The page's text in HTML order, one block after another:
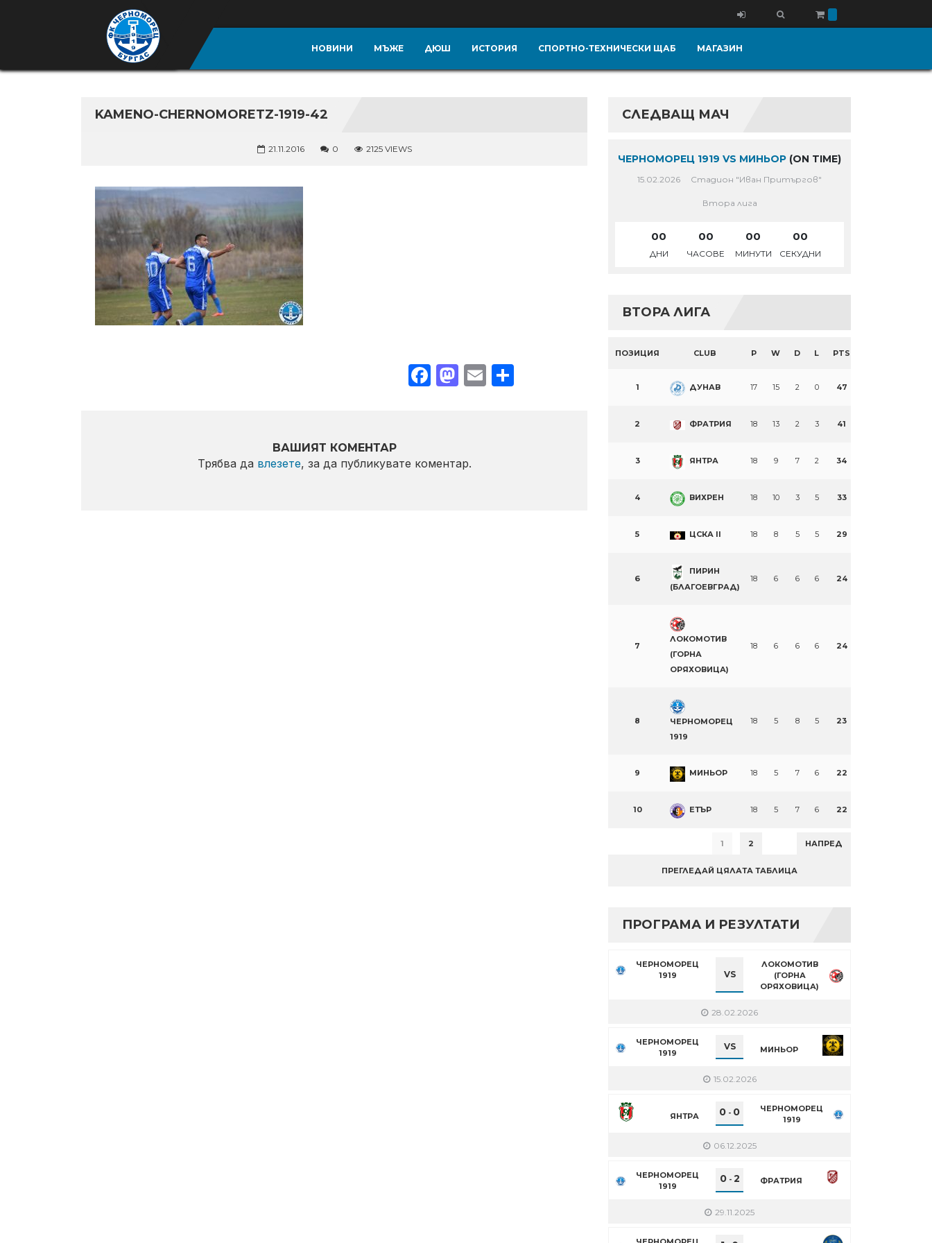
НОВИНИ МЪЖЕ ДЮШ ИСТОРИЯ СПОРТНО-ТЕХНИЧЕСКИ ЩАБ МАГАЗИН
KAMENO-CHERNOMORETZ-1919-42
21.11.2016 0 2125 VIEWS
Facebook
Mastodon
EmailShare
ВАШИЯТ КОМЕНТАР
Трябва да влезете, за да публикувате коментар.
СЛЕДВАЩ МАЧ
ЧЕРНОМОРЕЦ 1919 VS МИНЬОР (ON TIME)
15.02.2026 Стадион "Иван Притъргов"
Втора лига
00
ДНИ
00
ЧАСОВЕ
00
МИНУТИ
00
СЕКУДНИ
ВТОРА ЛИГА
ПОЗИЦИЯ CLUB P W D L PTS
1 ДУНАВ 17 15 2 0 47
2 ФРАТРИЯ 18 13 2 3 41
3 ЯНТРА 18 9 7 2 34
4 ВИХРЕН 18 10 3 5 33
5 ЦСКА II 18 8 5 5 29
6
ПИРИН
(БЛАГОЕВГРАД)
18 6 6 6 24
7
ЛОКОМОТИВ
(ГОРНА
ОРЯХОВИЦА)
18 6 6 6 24
8
ЧЕРНОМОРЕЦ
1919
18 5 8 5 23
9 МИНЬОР 18 5 7 6 22
10 ЕТЪР 18 5 7 6 22
1 2 НАПРЕД
ПРЕГЛЕДАЙ ЦЯЛАТА ТАБЛИЦА
ПРОГРАМА И РЕЗУЛТАТИ
ЧЕРНОМОРЕЦ
1919
VS
ЛОКОМОТИВ
(ГОРНА
ОРЯХОВИЦА)
28.02.2026
ЧЕРНОМОРЕЦ
1919
VS МИНЬОР
15.02.2026
ЯНТРА 0 - 0
ЧЕРНОМОРЕЦ
1919
06.12.2025
ЧЕРНОМОРЕЦ
1919
0- 2 ФРАТРИЯ
29.11.2025